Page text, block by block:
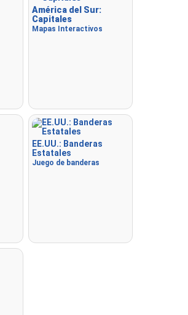
América del Sur:
Capitales
Mapas Interactivos
EE.UU.: Banderas
Estatales
Juego de banderas